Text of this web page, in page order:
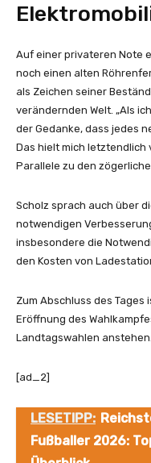
Auf einer privateren Note
noch einen alten
als Zeichen seiner
verändernden Welt. „Als
der Gedanke, dass jedes
Das hielt mich letztendlich
Parallele zu den
Scholz sprach auch über
notwendigen
insbesondere die
den Kosten von
Zum Abschluss des
Eröffnung des
Landtagswahlen anstehen.
[ad_2]
LESETIPP:
Fußballer 2026: